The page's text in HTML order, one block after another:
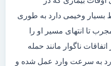
بسیار وخیمی دارد به طوری
تا انتهای مسیر او را
ناگوار مانند حمله
به سرعت وارد عمل شده و